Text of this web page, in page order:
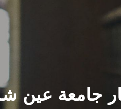
جامعة